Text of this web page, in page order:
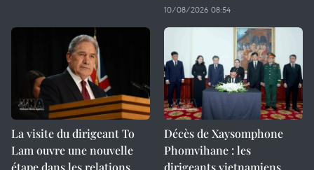
10/08/2026 08:54
La visite du dirigeant To
Lam ouvre une nouvelle
étape dans les relations
Décès de Xaysomphone
Phomvihane : les
dirigeants vietnamiens